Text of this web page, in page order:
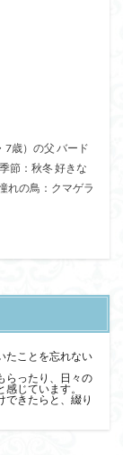
）の父 バード
節：秋冬 好きな
れの鳥：クマゲラ
たことを忘れない
らったり、日々の
じています。
できたらと、綴り